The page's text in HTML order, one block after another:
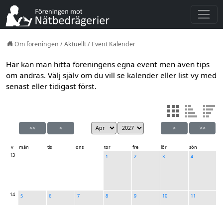
Om föreningen /Aktuellt/ Event Kalender
Här kan man hitta föreningens egna event men även tips
om andras. Välj själv om du vill se kalender eller list vy med
senast eller tidigast först.
<< < > >>
v mån tis ons tor fre lör
sön
13
1 2 3 4
14 5 6 7 8 9 10 11